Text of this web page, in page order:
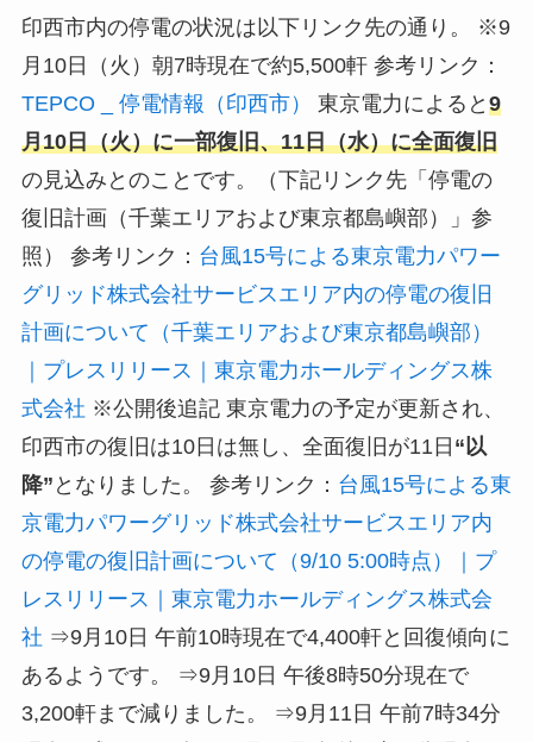
印西市内の停電の状況は以下リンク先の通り。 ※9
月10日（火）朝7時現在で約5,500軒 参考リンク：
TEPCO _ 停電情報（印西市）
東京電力によると 9
月10日（火）に一部復旧、11日（水）に全面復旧
の見込みとのことです。（下記リンク先「停電の
復旧計画（千葉エリアおよび東京都島嶼部）」参
照） 参考リンク： 台風15号による東京電力パワー
グリッド株式会社サービスエリア内の停電の復旧
計画について（千葉エリアおよび東京都島嶼部）
｜プレスリリース｜東京電力ホールディングス株
式会社 ※公開後追記 東京電力の予定が更新され、
印西市の復旧は10日は無し、全面復旧が11日 “以
降” となりました。 参考リンク： 台風15号による東
京電力パワーグリッド株式会社サービスエリア内
の停電の復旧計画について（9/10 5:00時点）｜プ
レスリリース｜東京電力ホールディングス株式会
社 ⇒9月10日 午前10時現在で4,400軒と回復傾向に
あるようです。 ⇒9月10日 午後8時50分現在で
3,200軒まで減りました。 ⇒9月11日 午前7時34分